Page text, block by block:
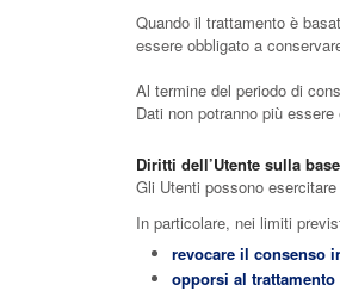
Quando il trattamento è
essere obbligato a
Al termine del periodo di
Dati non potranno più
Diritti dell’Utente sulla
Gli Utenti possono
In particolare, nei limiti
revocare il consenso
opporsi al